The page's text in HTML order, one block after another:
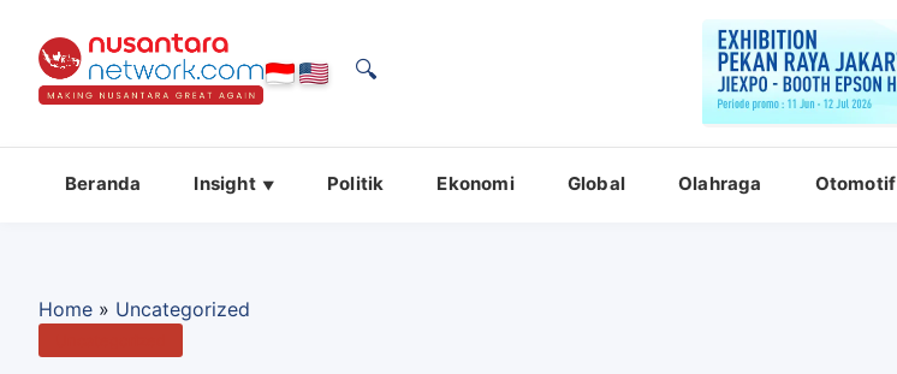
🔍
Beranda Insight Politik Ekonomi Global Olahraga Otomotif
Home » Uncategorized